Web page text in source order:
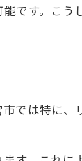
です。こう
では特に、